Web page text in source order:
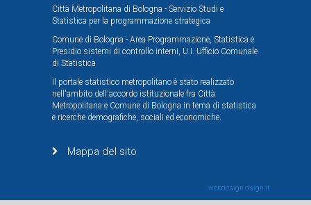
Città Metropolitana di Bologna - Servizio Studi e
Statistica per la programmazione strategica
Comune di Bologna - Area Programmazione, Statistica e
Presidio sistemi di controllo interni, U.I. Ufficio Comunale
di Statistica
Il portale statistico metropolitano è stato realizzato
nell'ambito dell'accordo istituzionale fra Città
Metropolitana e Comune di Bologna in tema di statistica
e ricerche demografiche, sociali ed economiche.
Mappa del sito
webdesign dsign.it